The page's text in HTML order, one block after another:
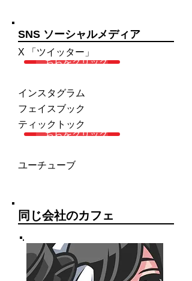
SNS ソーシャルメディア
X 「ツイッター」
こちらをクリック
インスタグラム
フェイスブック
ティックトック
こちらをクリック
ユーチューブ
同じ会社のカフェ